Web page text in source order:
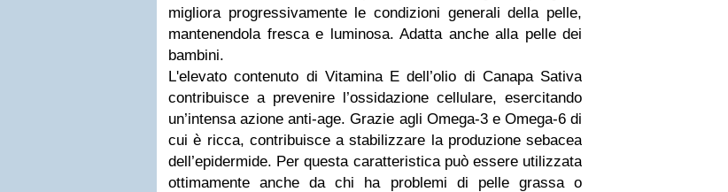
migliora progressivamente le condizioni generali della pelle,
mantenendola fresca e luminosa. Adatta anche alla pelle dei
bambini.
L'elevato contenuto di Vitamina E dell’olio di Canapa Sativa
contribuisce a prevenire l’ossidazione cellulare, esercitando
un’intensa azione anti-age. Grazie agli Omega-3 e Omega-6 di
cui è ricca, contribuisce a stabilizzare la produzione sebacea
dell’epidermide. Per questa caratteristica può essere utilizzata
ottimamente anche da chi ha problemi di pelle grassa o